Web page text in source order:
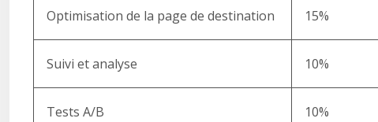
Optimisation de la page de destination 15%
Suivi et analyse 10%
Tests A/B 10%